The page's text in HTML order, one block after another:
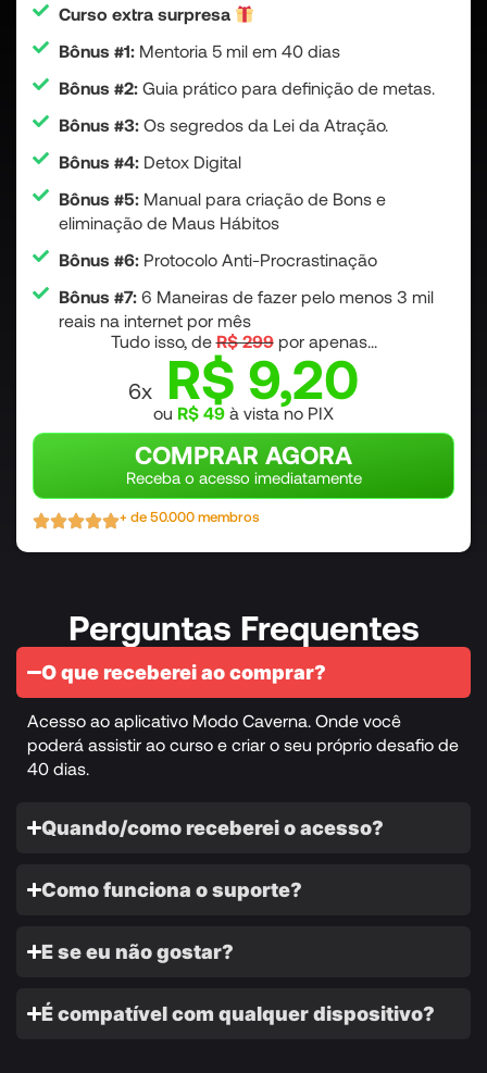
Curso extra surpresa
Bônus #1:Mentoria 5 mil em 40 dias
Bônus #2: Guia prático para definição de metas.
Bônus #3:Os segredos da Lei da Atração.
Bônus #4:Detox Digital
Bônus #5: Manual para criação de Bons e
eliminação de Maus Hábitos
Bônus #6:Protocolo Anti-Procrastinação
Bônus #7: 6 Maneiras de fazer pelo menos 3 mil
reais na internet por mês
Tudo isso, deR$ 299por apenas...
6x R$ 9,20
ou R$ 49 à vista no PIX
COMPRAR AGORA
Receba o acesso imediatamente
+ de 50.000 membros
Perguntas Frequentes
O que receberei ao comprar?
Acesso ao aplicativo Modo Caverna. Onde você
poderá assistir ao curso e criar o seu próprio desafio de
40 dias.
Quando/como receberei o acesso?
Como funciona o suporte?
E se eu não gostar?
É compatível com qualquer dispositivo?